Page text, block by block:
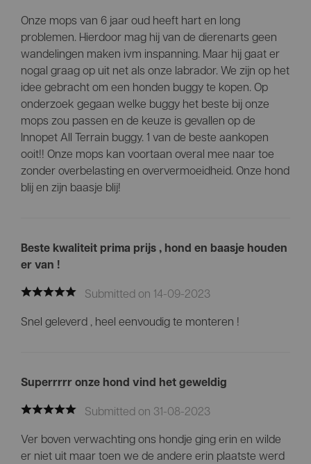
Onze mops van 6 jaar oud heeft hart en long
problemen. Hierdoor mag hij van de dierenarts geen
wandelingen maken ivm inspanning. Maar hij gaat er
nogal graag op uit net als onze labrador. We zijn op het
idee gebracht om een honden buggy te kopen. Op
onderzoek gegaan welke buggy het beste bij onze
mops zou passen en de keuze is gevallen op de
Innopet All Terrain buggy. 1 van de beste aankopen
ooit!! Onze mops kan voortaan overal mee naar toe
zonder overbelasting en oververmoeidheid. Onze hond
blij en zijn baasje blij!
Beste kwaliteit prima prijs , hond en baasje houden
er van !
Submitted on 14-09-2023
Snel geleverd , heel eenvoudig te monteren !
Superrrrr onze hond vind het geweldig
Submitted on 31-08-2023
Ver boven verwachting ons hondje ging erin en wilde
er niet uit maar toen we de andere erin plaatste werd